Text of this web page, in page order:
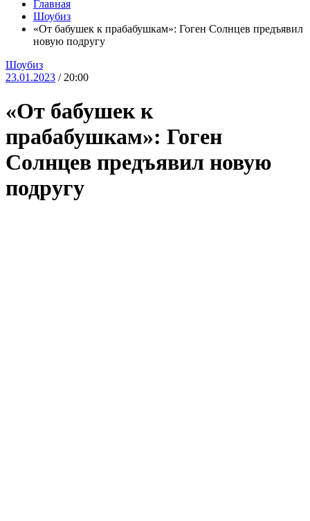
Главная
Шоубиз
«От бабушек к прабабушкам»: Гоген Солнцев предъявил
новую подругу
Шоубиз
23.01.2023 / 20:00
«От бабушек к
прабабушкам»: Гоген
Солнцев предъявил новую
подругу